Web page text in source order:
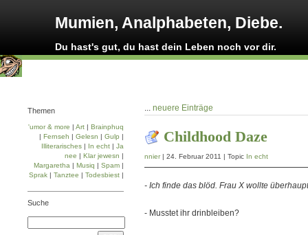
Mumien, Analphabeten, Diebe.
Du hast's gut, du hast dein Leben noch vor dir.
... neuere Einträge
Childhood Daze
nnier| 24. Februar 2011 | Topic In echt
- Ich finde das blöd. Frau X wollte
- Musstet ihr drinbleiben?
Themen
'umor & more | Art | Brainphuq
| Fernseh | Gelesn | Gulp |
Illiterarisches | In echt | Ja
nee | Klar jewesn |
Margaretha | Musiq | Spam |
Sprak | Tanztee | Todesbiest |
Suche